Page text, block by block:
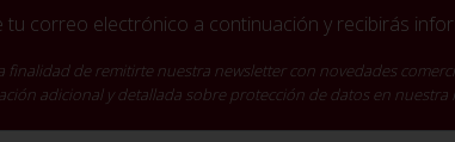
correo electrónico a continuación y recibirás
finalidad de remitirte nuestra newsletter con novedades
adicional y detallada sobre protección de datos en nuestra